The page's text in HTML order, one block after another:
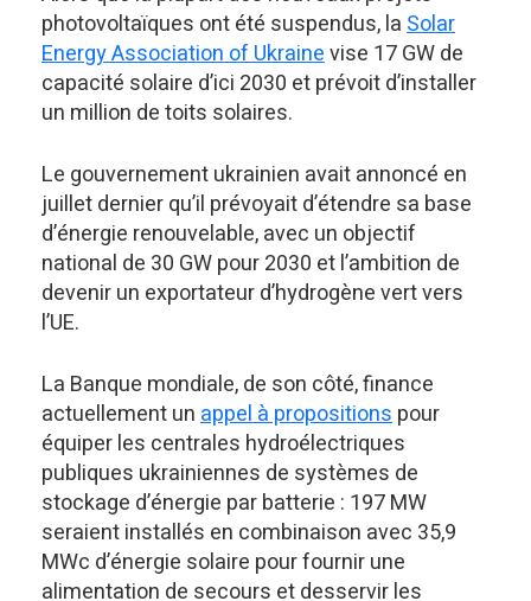
photovoltaïques ont été suspendus, laSolar
Energy Association of Ukrainevise 17 GW de
capacité solaire d’ici 2030 et prévoit d’installer
un million de toits solaires.
Le gouvernement ukrainien avait annoncé en
juillet dernier qu’il prévoyait d’étendre sa base
d’énergie renouvelable, avec un objectif
national de 30 GW pour 2030 et l’ambition de
devenir un exportateur d’hydrogène vert vers
l’UE.
La Banque mondiale, de son côté, finance
actuellement unappel à propositionspour
équiper les centrales hydroélectriques
publiques ukrainiennes de systèmes de
stockage d’énergie par batterie : 197 MW
seraient installés en combinaison avec 35,9
MWc d’énergie solaire pour fournir une
alimentation de secours et desservir les